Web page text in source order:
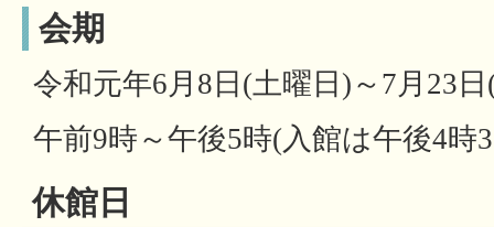
会期
令和元年6月8日(土曜日)～7月23
午前9時～午後5時(入館は午後4時
休館日